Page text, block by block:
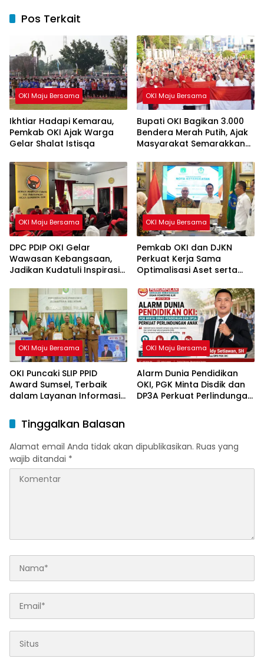
Pos Terkait
OKI Maju Bersama
Ikhtiar Hadapi Kemarau,
Pemkab OKI Ajak Warga
Gelar Shalat Istisqa
OKI Maju Bersama
Bupati OKI Bagikan 3.000
Bendera Merah Putih, Ajak
Masyarakat Semarakkan
OKI Maju Bersama
DPC PDIP OKI Gelar
Wawasan Kebangsaan,
Jadikan Kudatuli Inspirasi
OKI Maju Bersama
Pemkab OKI dan DJKN
Perkuat Kerja Sama
Optimalisasi Aset serta
OKI Maju Bersama
OKI Puncaki SLIP PPID
Award Sumsel, Terbaik
dalam Layanan Informasi
OKI Maju Bersama
Alarm Dunia Pendidikan
OKI, PGK Minta Disdik dan
DP3A Perkuat Perlindungan
Tinggalkan Balasan
Alamat email Anda tidak akan dipublikasikan. Ruas yang
wajib ditandai *